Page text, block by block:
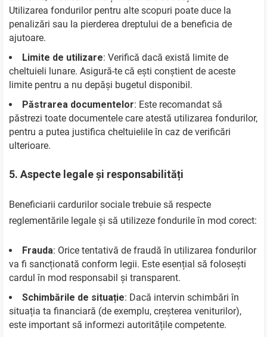
Utilizarea fondurilor pentru alte scopuri poate duce la
penalizări sau la pierderea dreptului de a beneficia de
ajutoare.
Limite de utilizare: Verifică dacă există limite de
cheltuieli lunare. Asigură-te că ești conștient de aceste
limite pentru a nu depăși bugetul disponibil.
Păstrarea documentelor: Este recomandat să
păstrezi toate documentele care atestă utilizarea fondurilor,
pentru a putea justifica cheltuielile în caz de verificări
ulterioare.
5.Aspecte legale și responsabilități
Beneficiarii cardurilor sociale trebuie să respecte
reglementările legale și să utilizeze fondurile în mod corect:
Frauda: Orice tentativă de fraudă în utilizarea fondurilor
va fi sancționată conform legii. Este esențial să folosești
cardul în mod responsabil și transparent.
Schimbările de situație: Dacă intervin schimbări în
situația ta financiară (de exemplu, creșterea veniturilor),
este important să informezi autoritățile competente.